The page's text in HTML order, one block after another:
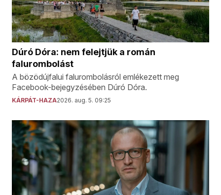
Dúró Dóra: nem felejtjük a román
falurombolást
A bözödújfalui falurombolásról emlékezett meg
Facebook-bejegyzésében Dúró Dóra.
KÁRPÁT-HAZA2026. aug. 5. 09:25